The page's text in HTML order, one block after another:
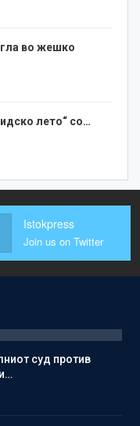
во жешко
лето“ со…
Istokpress
Join us on Twitter
суд против